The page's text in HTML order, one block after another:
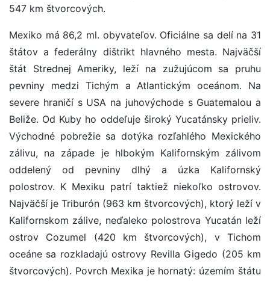
547 km štvorcových.
Mexiko má 86,2 ml. obyvateľov. Oficiálne sa delí na 31
štátov a federálny dištrikt hlavného mesta. Najväčší
štát Strednej Ameriky, leží na zužujúcom sa pruhu
pevniny medzi Tichým a Atlantickým oceánom. Na
severe hraničí s USA na juhovýchode s Guatemalou a
Beliže. Od Kuby ho oddeľuje široký Yucatánsky prieliv.
Východné pobrežie sa dotýka rozľahlého Mexického
zálivu, na západe je hlbokým Kalifornským zálivom
oddelený od pevniny dlhý a úzka Kalifornský
polostrov. K Mexiku patrí taktiež niekoľko ostrovov.
Najväčší je Triburón (963 km štvorcových), ktorý leží v
Kalifornskom zálive, neďaleko polostrova Yucatán leží
ostrov Cozumel (420 km štvorcových), v Tichom
oceáne sa rozkladajú ostrovy Revilla Gigedo (205 km
štvorcových). Povrch Mexika je hornatý: územím štátu